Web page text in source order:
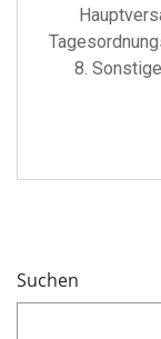
8.
Suchen